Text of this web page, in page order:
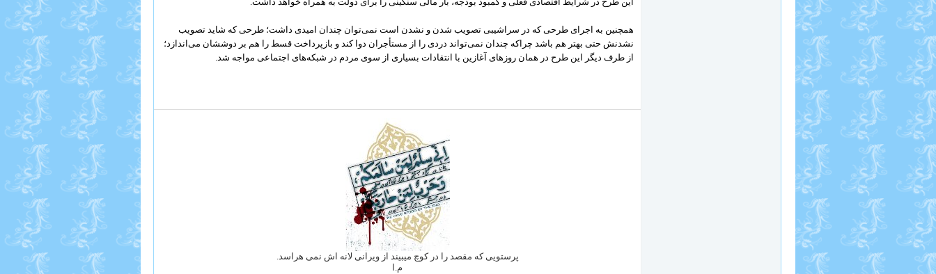
همچنین به اجرای طرحی که در سراشیبی تصویب شدن و نشدن است نمی‌توان چندان امیدی داشت؛ طرحی که شاید تصویب
نشدنش حتی بهتر هم باشد چراکه چندان نمی‌تواند دردی را از مستأجران دوا کند و بازپرداخت قسط را هم بر دوششان می‌اندازد؛
از طرف دیگر این طرح در همان روزهای آغازین با انتقادات بسیاری از سوی مردم در شبکه‌های اجتماعی مواجه شد.
پرستویی که مقصد را در کوچ میبیند از ویرانی لانه اش نمی هراسد.
م.ا